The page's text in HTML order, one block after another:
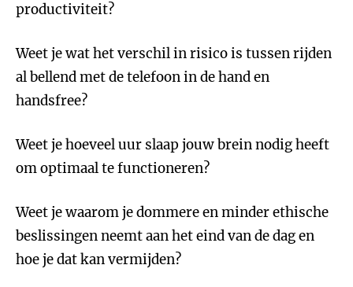
productiviteit?
Weet je wat het verschil in risico is tussen rijden
al bellend met de telefoon in de hand en
handsfree?
Weet je hoeveel uur slaap jouw brein nodig heeft
om optimaal te functioneren?
Weet je waarom je dommere en minder ethische
beslissingen neemt aan het eind van de dag en
hoe je dat kan vermijden?